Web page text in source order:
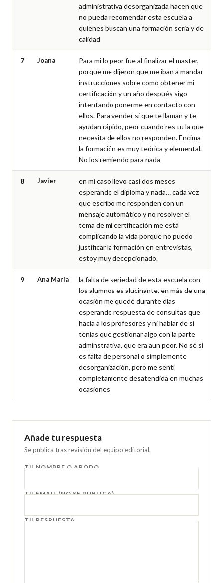
administrativa desorganizada hacen que
no pueda recomendar esta escuela a
quienes buscan una formación seria y de
calidad
7 Joana
Para mi lo peor fue al finalizar el master,
porque me dijeron que me iban a mandar
instrucciones sobre como obtener mi
certificación y un año después sigo
intentando ponerme en contacto con
ellos. Para vender si que te llaman y te
ayudan rápido, peor cuando res tu la que
necesita de ellos no responden. Encima
la formación es muy teórica y elemental.
No los remiendo para nada
8 Javier
en mi caso llevo casi dos meses
esperando el diploma y nada… cada vez
que escribo me responden con un
mensaje automático y no resolver el
tema de mi certificación me está
complicando la vida porque no puedo
justificar la formación en entrevistas,
estoy muy decepcionado.
9 Ana María
la falta de seriedad de esta escuela con
los alumnos es alucinante, en más de una
ocasión me quedé durante días
esperando respuesta de consultas que
hacía a los profesores y ni hablar de si
tenías que gestionar algo con la parte
adminstrativa, que era aun peor. No sé si
es falta de personal o simplemente
desorganización, pero me sentí
completamente desatendida en muchas
ocasiones
Añade tu respuesta
Se publica tras revisión del equipo editorial.
TU NOMBRE O APODO
TU EMAIL (NO SE PUBLICA)
TU RESPUESTA